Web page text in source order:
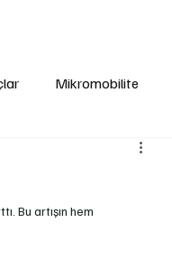
Mikromobilite
Bu artışın hem